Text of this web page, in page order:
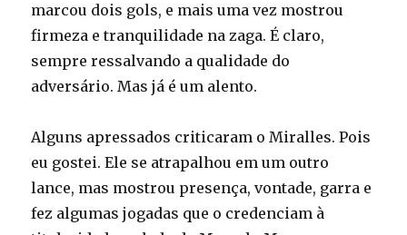
marcou dois gols, e mais uma vez mostrou
firmeza e tranquilidade na zaga. É claro,
sempre ressalvando a qualidade do
adversário. Mas já é um alento.
Alguns apressados criticaram o Miralles. Pois
eu gostei. Ele se atrapalhou em um outro
lance, mas mostrou presença, vontade, garra e
fez algumas jogadas que o credenciam à